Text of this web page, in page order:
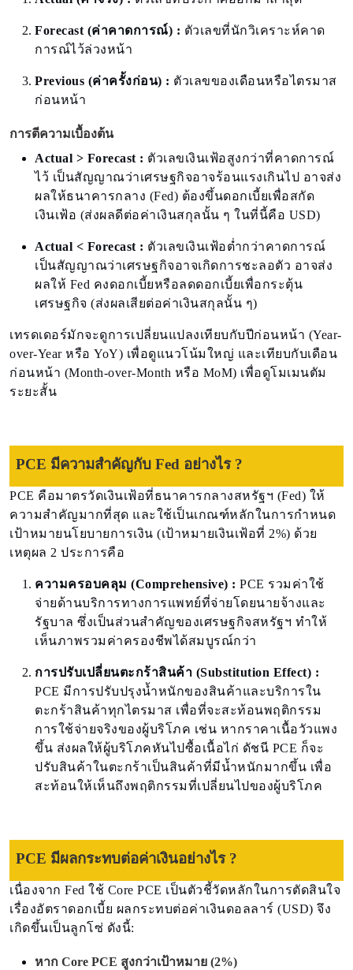
Forecast (ค่าคาดการณ์) : ตัวเลขที่นักวิเคราะห์คาด
การณ์ไว้ล่วงหน้า
Previous (ค่าครั้งก่อน) : ตัวเลขของเดือนหรือไตรมาส
ก่อนหน้า
การตีความเบื้องต้น
Actual > Forecast : ตัวเลขเงินเฟ้อสูงกว่าที่คาดการณ์
ไว้ เป็นสัญญาณว่าเศรษฐกิจอาจร้อนแรงเกินไป อาจส่ง
ผลให้ธนาคารกลาง (Fed) ต้องขึ้นดอกเบี้ยเพื่อสกัด
เงินเฟ้อ (ส่งผลดีต่อค่าเงินสกุลนั้น ๆ ในที่นี้คือ USD)
Actual < Forecast : ตัวเลขเงินเฟ้อต่ำกว่าคาดการณ์
เป็นสัญญาณว่าเศรษฐกิจอาจเกิดการชะลอตัว อาจส่ง
ผลให้ Fed คงดอกเบี้ยหรือลดดอกเบี้ยเพื่อกระตุ้น
เศรษฐกิจ (ส่งผลเสียต่อค่าเงินสกุลนั้น ๆ)
เทรดเดอร์มักจะดูการเปลี่ยนแปลงเทียบกับปีก่อนหน้า (Year-
over-Year หรือ YoY) เพื่อดูแนวโน้มใหญ่ และเทียบกับเดือน
ก่อนหน้า (Month-over-Month หรือ MoM) เพื่อดูโมเมนตัม
ระยะสั้น
PCE มีความสำคัญกับ Fed อย่างไร ?
PCE คือมาตรวัดเงินเฟ้อที่ธนาคารกลางสหรัฐฯ (Fed) ให้
ความสำคัญมากที่สุด และใช้เป็นเกณฑ์หลักในการกำหนด
เป้าหมายนโยบายการเงิน (เป้าหมายเงินเฟ้อที่ 2%) ด้วย
เหตุผล 2 ประการคือ
ความครอบคลุม (Comprehensive) : PCE รวมค่าใช้
จ่ายด้านบริการทางการแพทย์ที่จ่ายโดยนายจ้างและ
รัฐบาล ซึ่งเป็นส่วนสำคัญของเศรษฐกิจสหรัฐฯ ทำให้
เห็นภาพรวมค่าครองชีพได้สมบูรณ์กว่า
การปรับเปลี่ยนตะกร้าสินค้า (Substitution Effect) :
PCE มีการปรับปรุงน้ำหนักของสินค้าและบริการใน
ตะกร้าสินค้าทุกไตรมาส เพื่อที่จะสะท้อนพฤติกรรม
การใช้จ่ายจริงของผู้บริโภค เช่น หากราคาเนื้อวัวแพง
ขึ้น ส่งผลให้ผู้บริโภคหันไปซื้อเนื้อไก่ ดัชนี PCE ก็จะ
ปรับสินค้าในตะกร้าเป็นสินค้าที่มีน้ำหนักมากขึ้น เพื่อ
สะท้อนให้เห็นถึงพฤติกรรมที่เปลี่ยนไปของผู้บริโภค
PCE มีผลกระทบต่อค่าเงินอย่างไร ?
เนื่องจาก Fed ใช้ Core PCE เป็นตัวชี้วัดหลักในการตัดสินใจ
เรื่องอัตราดอกเบี้ย ผลกระทบต่อค่าเงินดอลลาร์ (USD) จึง
เกิดขึ้นเป็นลูกโซ่ ดังนี้:
หาก Core PCE สูงกว่าเป้าหมาย (2%)